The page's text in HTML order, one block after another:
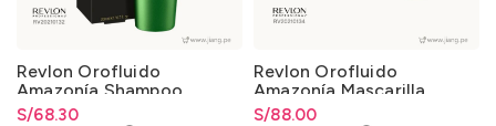
Revlon Orofluido
Amazonía Shampoo
200ml.
S/68.30
Revlon Orofluido
Amazonía Mascarilla
250ml.
S/88.00